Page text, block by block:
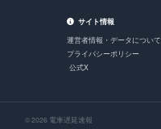
サイト情報
運営者情報・データについて
プライバシーポリシー
公式X
© 2026 電車遅延速報